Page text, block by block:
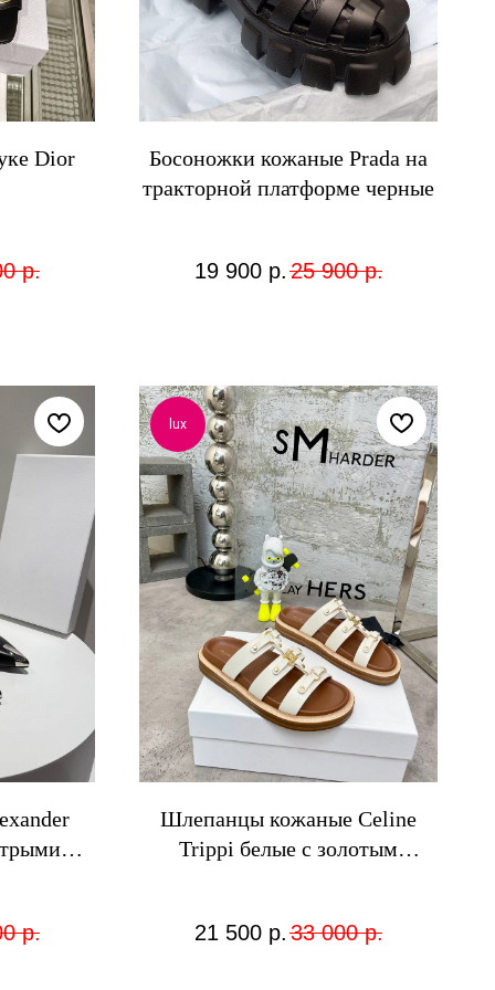
Dior
р.
Босоножки кожаные Prada на
тракторной платформе черные
19 900 р. 25 900 р.
р.
lux
Шлепанцы кожаные Celine
Trippi белые с золотым
21 500 р. 33 000 р.